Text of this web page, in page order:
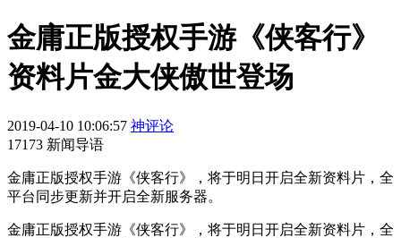
金庸正版授权手游《侠客行》
资料片金大侠傲世登场
2019-04-10 10:06:57 神评论
17173 新闻导语
金庸正版授权手游《侠客行》，将于明日开启全新资料片，全
平台同步更新并开启全新服务器。
金庸正版授权手游《侠客行》，将于明日开启全新资料片，全